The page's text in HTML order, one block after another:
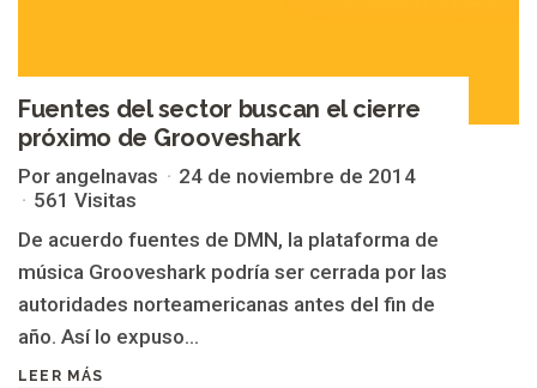
Fuentes del sector buscan el cierre
próximo de Grooveshark
Por angelnavas
24 de noviembre de 2014
561 Visitas
De acuerdo fuentes de DMN, la plataforma de
música Grooveshark podría ser cerrada por las
autoridades norteamericanas antes del fin de
año. Así lo expuso...
LEER MÁS